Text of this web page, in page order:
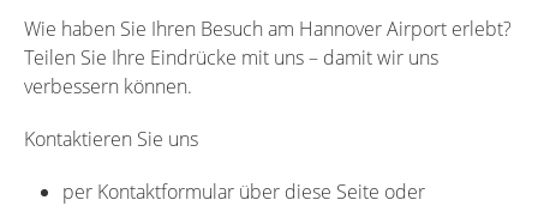
Wie haben Sie Ihren Besuch am Hannover Airport erlebt?
Teilen Sie Ihre Eindrücke mit uns – damit wir uns
verbessern können.
Kontaktieren Sie uns
per Kontaktformular über diese Seite oder